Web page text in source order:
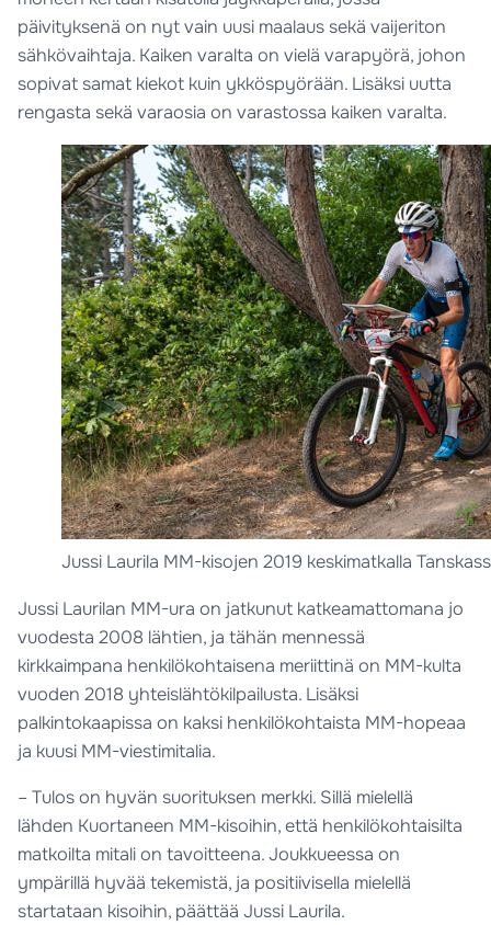
päivityksenä on nyt vain uusi maalaus sekä vaijeriton
sähkövaihtaja. Kaiken varalta on vielä varapyörä, johon
sopivat samat kiekot kuin ykköspyörään. Lisäksi uutta
rengasta sekä varaosia on varastossa kaiken varalta.
Jussi Laurila MM-kisojen 2019 keskimatkalla
Jussi Laurilan MM-ura on jatkunut katkeamattomana jo
vuodesta 2008 lähtien, ja tähän mennessä
kirkkaimpana henkilökohtaisena meriittinä on MM-kulta
vuoden 2018 yhteislähtökilpailusta. Lisäksi
palkintokaapissa on kaksi henkilökohtaista MM-hopeaa
ja kuusi MM-viestimitalia.
– Tulos on hyvän suorituksen merkki. Sillä mielellä
lähden Kuortaneen MM-kisoihin, että henkilökohtaisilta
matkoilta mitali on tavoitteena. Joukkueessa on
ympärillä hyvää tekemistä, ja positiivisella mielellä
startataan kisoihin, päättää Jussi Laurila.